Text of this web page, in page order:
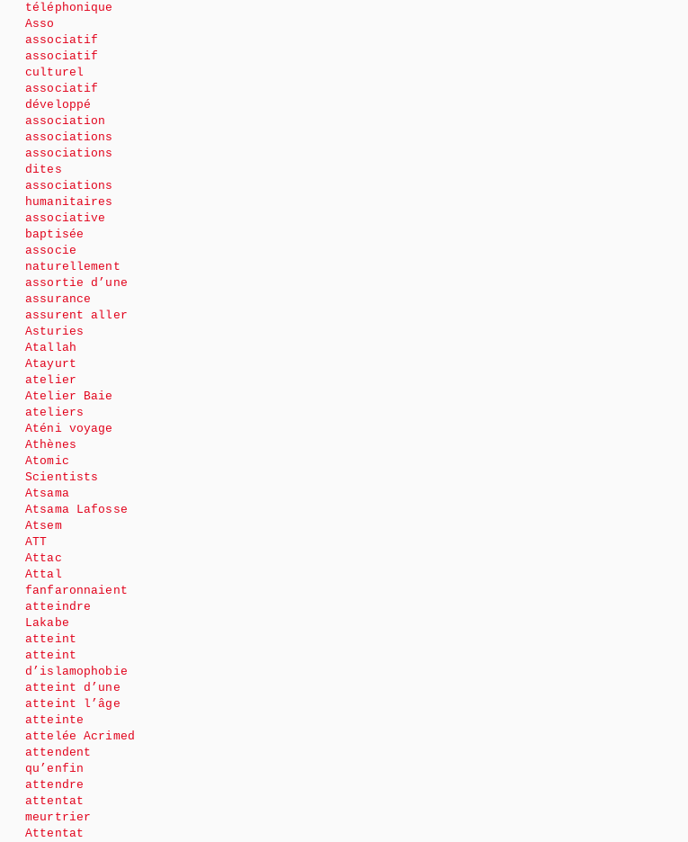
téléphonique
Asso
associatif
associatif
culturel
associatif
développé
association
associations
associations
dites
associations
humanitaires
associative
baptisée
associe
naturellement
assortie d’une
assurance
assurent aller
Asturies
Atallah
Atayurt
atelier
Atelier Baie
ateliers
Aténi voyage
Athènes
Atomic
Scientists
Atsama
Atsama Lafosse
Atsem
ATT
Attac
Attal
fanfaronnaient
atteindre
Lakabe
atteint
atteint
d’islamophobie
atteint d’une
atteint l’âge
atteinte
attelée Acrimed
attendent
qu’enfin
attendre
attentat
meurtrier
Attentat